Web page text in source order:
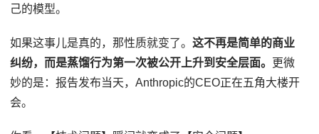
己的模型。
如果这事儿是真的，那性质就变了。这不再是简单的商业
纠纷，而是蒸馏行为第一次被公开上升到安全层面。 更微
妙的是：报告发布当天，Anthropic的CEO正在五角大楼开
会。